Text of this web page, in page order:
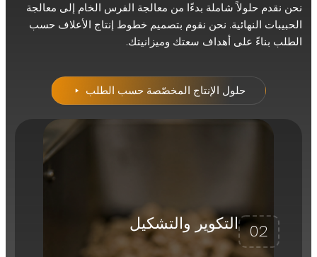
حلولاً شاملة بدءًا من معالجة الفرس الخام إلى معالجة
النهائية. نحن نقوم بتصميم خطوط إنتاج الأعلاف حسب
على أهداف سعتك وميزانيتك.
حلول الإنتاج المخصّصة حسب الطلب
معالجة الحبيبات الجاهزة